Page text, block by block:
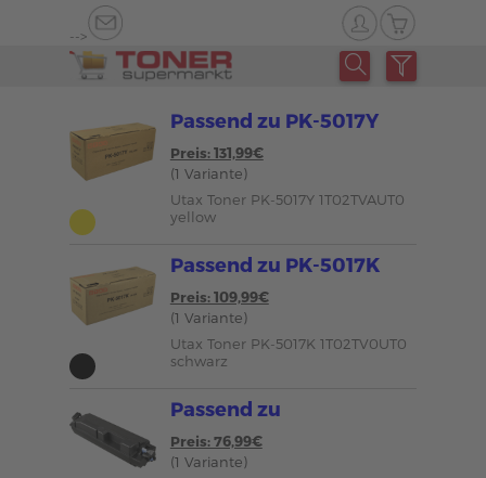
-->
Passend zu PK-5017Y
Preis: 131,99€
(1 Variante)
Utax Toner PK-5017Y 1T02TVAUT0
yellow
Passend zu PK-5017K
Preis: 109,99€
(1 Variante)
Utax Toner PK-5017K 1T02TV0UT0
schwarz
Passend zu
Preis: 76,99€
(1 Variante)